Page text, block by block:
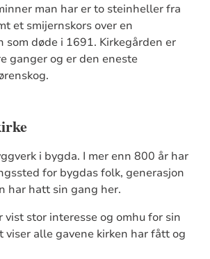
man har er to steinheller fra
et smijernskors over en
som døde i 1691. Kirkegården er
ganger og er den eneste
i bygda. I mer enn 800 år har
for bygdas folk, generasjon
har hatt sin gang her.
vist stor interesse og omhu for sin
viser alle gavene kirken har fått og